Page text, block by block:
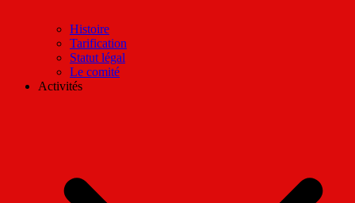
Histoire
Tarification
Statut légal
Le comité
Activités